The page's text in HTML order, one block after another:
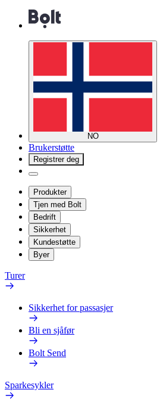
NO
Brukerstøtte
Registrer deg
Produkter
Tjen med Bolt
Bedrift
Sikkerhet
Kundestøtte
Byer
Turer
Sikkerhet for passasjer
Bli en sjåfør
Bolt Send
Sparkesykler